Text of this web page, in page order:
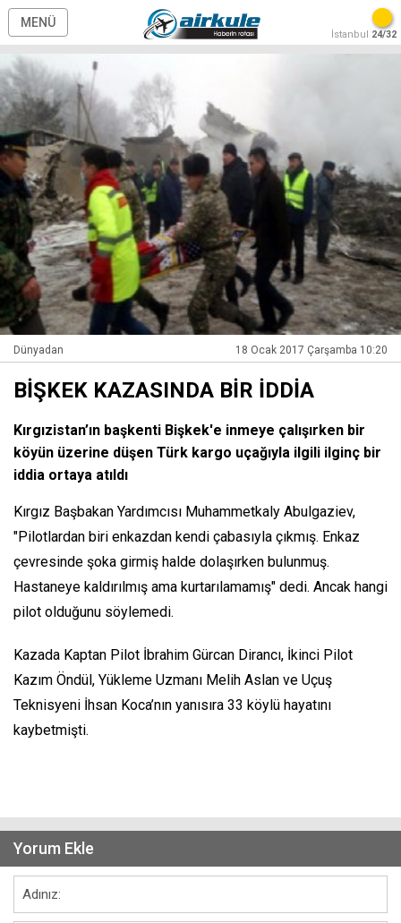
MENÜ
İstanbul 24/32
Dünyadan 18 Ocak 2017 Çarşamba 10:20
BİŞKEK KAZASINDA BİR İDDİA
Kırgızistan’ın başkenti Bişkek'e inmeye çalışırken bir
köyün üzerine düşen Türk kargo uçağıyla ilgili ilginç bir
iddia ortaya atıldı
Kırgız Başbakan Yardımcısı Muhammetkaly Abulgaziev,
"Pilotlardan biri enkazdan kendi çabasıyla çıkmış. Enkaz
çevresinde şoka girmiş halde dolaşırken bulunmuş.
Hastaneye kaldırılmış ama kurtarılamamış" dedi. Ancak hangi
pilot olduğunu söylemedi.
Kazada Kaptan Pilot İbrahim Gürcan Dirancı, İkinci Pilot
Kazım Öndül, Yükleme Uzmanı Melih Aslan ve Uçuş
Teknisyeni İhsan Koca’nın yanısıra 33 köylü hayatını
kaybetmişti.
Yorum Ekle